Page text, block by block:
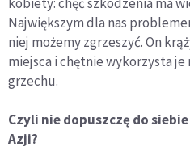
Największym dla nas
niej możemy zgrzeszyć. On
miejsca i chętnie wykorzysta
grzechu.
Czyli nie dopuszczę do
Azji?